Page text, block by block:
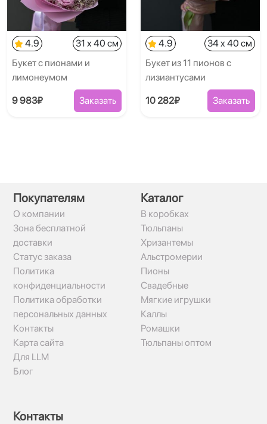
4.9
31 x 40 см
Букет с пионами и
лимонеумом
9 983₽ Заказать
4.9
34 x 40 см
Букет из 11 пионов с
лизиантусами
10 282₽ Заказать
Покупателям
О компании
Зона бесплатной
доставки
Статус заказа
Политика
конфиденциальности
Политика обработки
персональных данных
Контакты
Карта сайта
Для LLM
Блог
Каталог
В коробках
Тюльпаны
Хризантемы
Альстромерии
Пионы
Свадебные
Мягкие игрушки
Каллы
Ромашки
Тюльпаны оптом
Контакты